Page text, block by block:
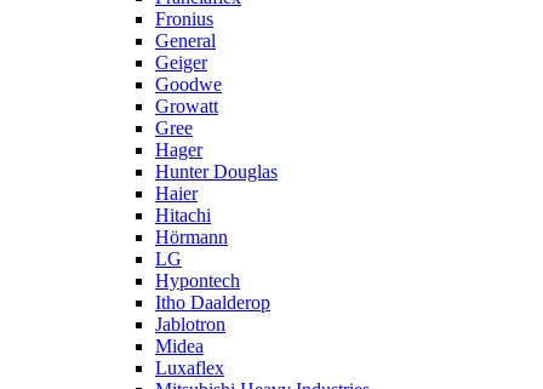
Fronius
General
Geiger
Goodwe
Growatt
Gree
Hager
Hunter Douglas
Haier
Hitachi
Hörmann
LG
Hypontech
Itho Daalderop
Jablotron
Midea
Luxaflex